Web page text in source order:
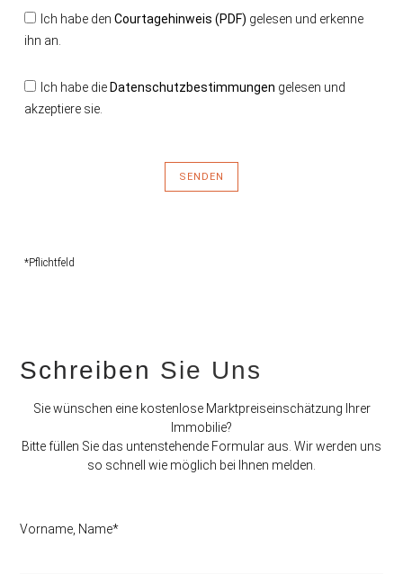
Ich habe den Courtagehinweis (PDF) gelesen und erkenne
ihn an.
Ich habe die Datenschutzbestimmungen gelesen und
akzeptiere sie.
SENDEN
*Pflichtfeld
Schreiben Sie Uns
Sie wünschen eine kostenlose Marktpreiseinschätzung Ihrer
Immobilie?
Bitte füllen Sie das untenstehende Formular aus. Wir werden uns
so schnell wie möglich bei Ihnen melden.
Vorname, Name*